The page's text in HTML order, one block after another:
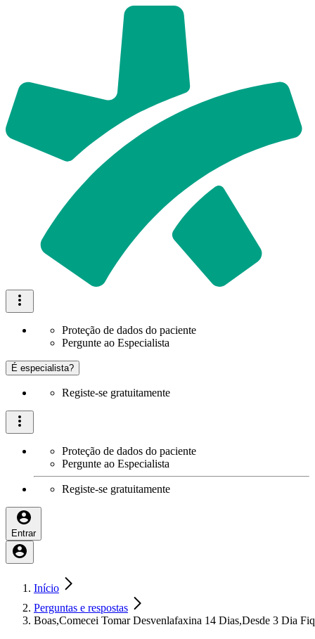
Proteção de dados do paciente
Pergunte ao Especialista
É especialista?
Registe-se gratuitamente
Proteção de dados do paciente
Pergunte ao Especialista
Registe-se gratuitamente
Entrar
Início
Perguntas e respostas
Boas,Comecei Tomar Desvenlafaxina 14 Dias,Desde 3 Dia